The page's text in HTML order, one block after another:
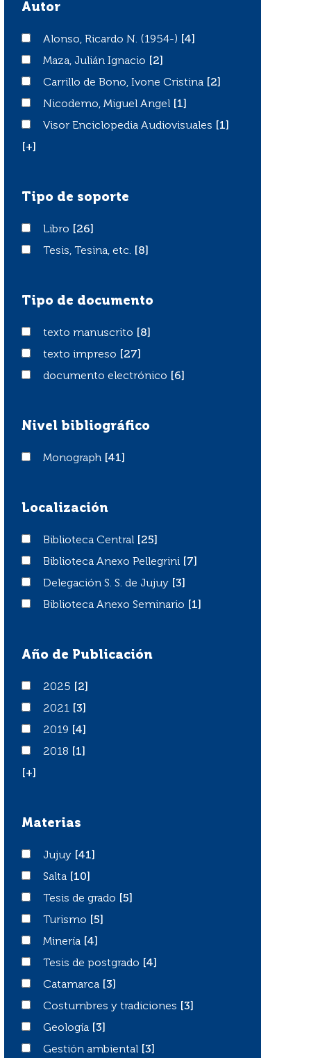
Autor
Alonso, Ricardo N. (1954-)
Alonso, Ricardo N. (1954-)
[4]
Maza, Julián Ignacio
Maza, Julián Ignacio
[2]
Carrillo de Bono, Ivone Cristina
Carrillo de Bono, Ivone Cristina
[2]
Nicodemo, Miguel Angel
Nicodemo, Miguel Angel
[1]
Visor Enciclopedia Audiovisuales
Visor Enciclopedia Audiovisuales
[1]
[+]
Tipo de soporte
LibroLibro
[26]
Tesis, Tesina, etc.
Tesis, Tesina, etc. [8]
Tipo de documento
texto manuscrito
texto manuscrito
[8]
texto impreso
texto impreso
[27]
documento electrónico
documento electrónico [6]
Nivel bibliográfico
Monograph
Monograph [41]
Localización
Biblioteca Central
Biblioteca Central
[25]
Biblioteca Anexo Pellegrini
Biblioteca Anexo Pellegrini
[7]
Delegación S. S. de Jujuy
Delegación S. S. de Jujuy
[3]
Biblioteca Anexo Seminario
Biblioteca Anexo Seminario [1]
Año de Publicación
20252025
[2]
20212021
[3]
20192019
[4]
20182018
[1]
[+]
Materias
JujuyJujuy
[41]
SaltaSalta
[10]
Tesis de grado
Tesis de grado
[5]
TurismoTurismo
[5]
MineríaMinería
[4]
Tesis de postgrado
Tesis de postgrado
[4]
Catamarca
Catamarca
[3]
Costumbres y tradiciones
Costumbres y tradiciones
[3]
GeologíaGeología
[3]
Gestión ambiental
Gestión ambiental [3]